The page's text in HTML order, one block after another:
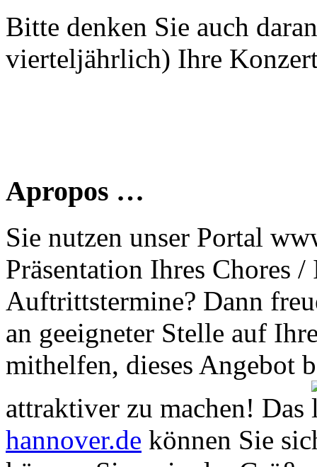
Bitte denken Sie auch
vierteljährlich) Ihre
Apropos …
Sie nutzen unser Portal
Präsentation Ihres Chores
Auftrittstermine? Dann
an geeigneter Stelle auf
mithelfen, dieses Angebot
attraktiver zu machen! Das
hannover.de können Sie